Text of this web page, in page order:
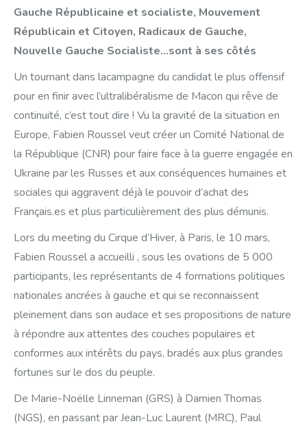
Gauche Républicaine et socialiste, Mouvement
Républicain et Citoyen, Radicaux de Gauche,
Nouvelle Gauche Socialiste…sont à ses côtés
Un tournant dans lacampagne du candidat le plus offensif
pour en finir avec l’ultralibéralisme de Macon qui rêve de
continuité, c’est tout dire ! Vu la gravité de la situation en
Europe, Fabien Roussel veut créer un Comité National de
la République (CNR) pour faire face à la guerre engagée en
Ukraine par les Russes et aux conséquences humaines et
sociales qui aggravent déjà le pouvoir d’achat des
Français.es et plus particulièrement des plus démunis.
Lors du meeting du Cirque d’Hiver, à Paris, le 10 mars,
Fabien Roussel a accueilli , sous les ovations de 5 000
participants, les représentants de 4 formations politiques
nationales ancrées à gauche et qui se reconnaissent
pleinement dans son audace et ses propositions de nature
à répondre aux attentes des couches populaires et
conformes aux intérêts du pays, bradés aux plus grandes
fortunes sur le dos du peuple.
De Marie-Noëlle Linneman (GRS) à Damien Thomas
(NGS), en passant par Jean-Luc Laurent (MRC), Paul